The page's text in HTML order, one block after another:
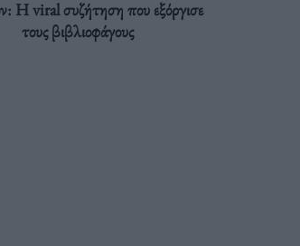
Η viral συζήτηση που εξόργισε
τους βιβλιοφάγους